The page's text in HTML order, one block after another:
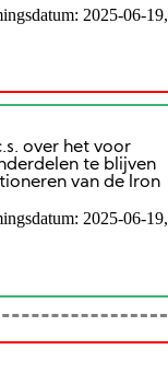
2025-06-19,
over het voor
te blijven
van de Iron
2025-06-19,